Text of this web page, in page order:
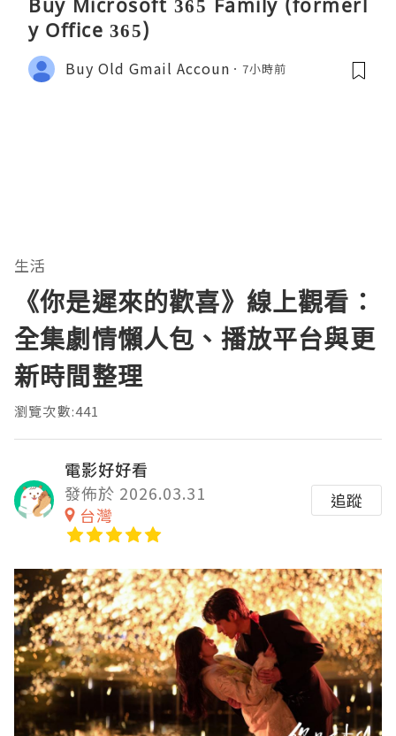
y Office 365)
Buy Old Gmail Accoun 7小時前
生活
《你是遲來的歡喜》線上觀看：
全集劇情懶人包、播放平台與更
新時間整理
瀏覽次數:441
電影好好看
發佈於 2026.03.31
台灣
追蹤